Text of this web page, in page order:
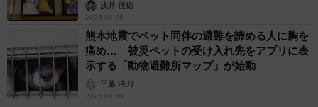
浅井 佳穂
2026.08.08
熊本地震でペット同伴の避難を諦める人に胸を
痛め… 被災ペットの受け入れ先をアプリに表
示する「動物避難所マップ」が始動
平藤 清刀
2026.08.08